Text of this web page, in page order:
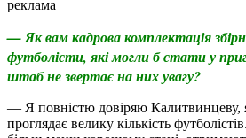
реклама
— Як вам кадрова комплектація
футболісти, які могли б стати у
штаб не звертає на них увагу?
— Я повністю довіряю Калитвинцеву,
проглядає велику кількість